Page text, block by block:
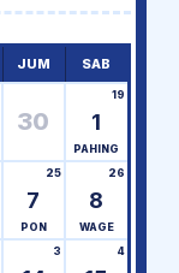
JUM SAB
30 1
19
PAHING
7
25
PON
8
26
WAGE
3 4